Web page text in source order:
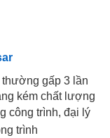
thường gấp 3 lần
kém chất lượng
công trình, đại lý
trình